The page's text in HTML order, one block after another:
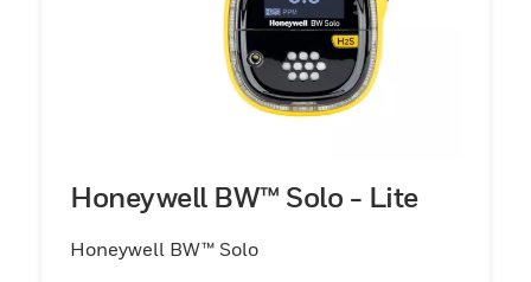
Honeywell BW™ Solo - Lite
Honeywell BW™ Solo